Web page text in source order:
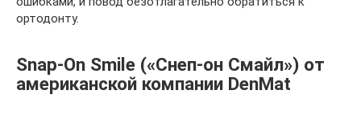
ортодонту.
Snap-On Smile («Снеп-он Смайл») от
американской компании DenMat